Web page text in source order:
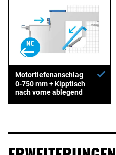
Motortiefenanschlag
0-750 mm + Kipptisch
nach vorne ablegend